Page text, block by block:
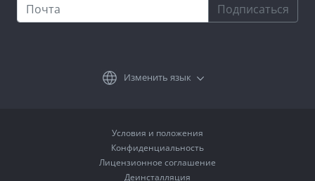
Подписаться
Изменить язык
Условия и положения
Конфиденциальность
Лицензионное соглашение
Деинсталляция